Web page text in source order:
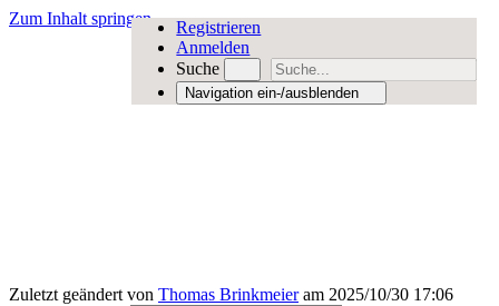
Zum Inhalt springen
Registrieren
Anmelden
Suche
Navigation ein-/ausblenden
Zuletzt geändert von Thomas Brinkmeieram 2025/10/30 17:06